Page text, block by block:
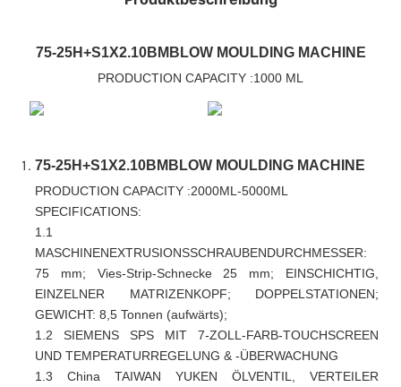
75-25H+S1X2.10BMBLOW MOULDING MACHINE
PRODUCTION CAPACITY :1000 ML
75-25H+S1X2.10BMBLOW MOULDING MACHINE
PRODUCTION CAPACITY :2000ML-5000ML
SPECIFICATIONS:
1.1
MASCHINENEXTRUSIONSSCHRAUBENDURCHMESSER:
75 mm; Vies-Strip-Schnecke 25 mm; EINSCHICHTIG,
EINZELNER MATRIZENKOPF; DOPPELSTATIONEN;
GEWICHT: 8,5 Tonnen (aufwärts);
1.2 SIEMENS SPS MIT 7-ZOLL-FARB-TOUCHSCREEN
UND TEMPERATURREGELUNG & -ÜBERWACHUNG
1.3 China TAIWAN YUKEN ÖLVENTIL, VERTEILER